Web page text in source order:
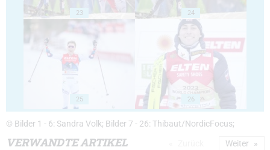
23 24
25 26
© Bilder 1 - 6: Sandra Volk; Bilder 7 - 26: Thibaut/NordicFocus;
VERWANDTE ARTIKEL Weiter